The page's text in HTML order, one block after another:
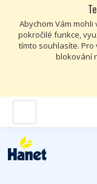
Abychom Vám
pokročilé funkce,
tímto souhlasíte.
blokování